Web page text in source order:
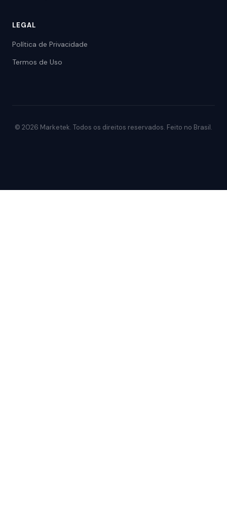
LEGAL
Política de Privacidade
Termos de Uso
© 2026 Marketek. Todos os direitos reservados. Feito no Brasil.